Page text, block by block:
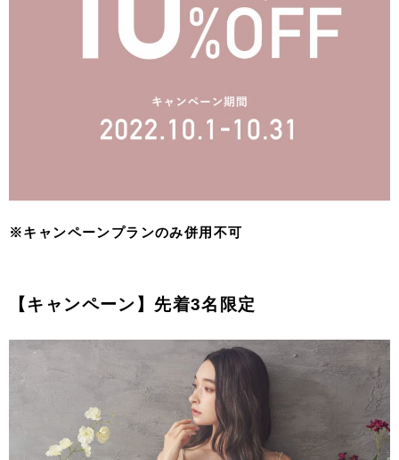
※キャンペーンプランのみ併用不可
【キャンペーン】先着3名限定